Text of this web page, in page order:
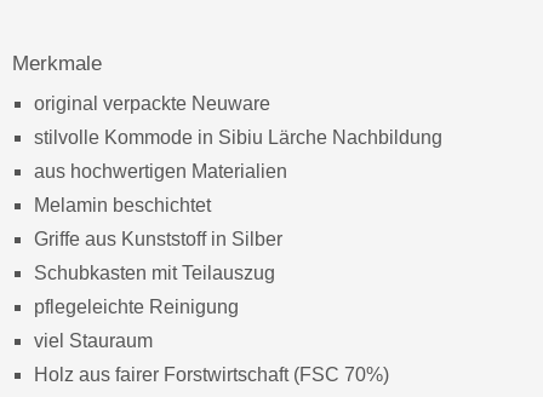
Merkmale
original verpackte Neuware
stilvolle Kommode in Sibiu Lärche Nachbildung
aus hochwertigen Materialien
Melamin beschichtet
Griffe aus Kunststoff in Silber
Schubkasten mit Teilauszug
pflegeleichte Reinigung
viel Stauraum
Holz aus fairer Forstwirtschaft (FSC 70%)